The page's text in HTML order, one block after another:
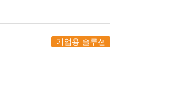
기업용 솔루션